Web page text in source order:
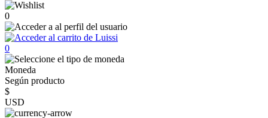
0
0
Moneda
Según producto
$
USD